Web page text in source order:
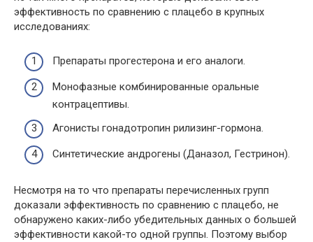
эффективность по сравнению с плацебо в крупных
исследованиях:
Препараты прогестерона и его аналоги.
Монофазные комбинированные оральные
контрацептивы.
Агонисты гонадотропин рилизинг-гормона.
Синтетические андрогены (Даназол, Гестринон).
Несмотря на то что препараты перечисленных групп
доказали эффективность по сравнению с плацебо, не
обнаружено каких-либо убедительных данных о большей
эффективности какой-то одной группы. Поэтому выбор